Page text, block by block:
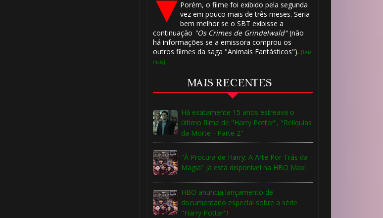
Porém, o filme foi exibido pela segunda
vez em pouco mais de três meses. Seria
bem melhor se o SBT exibisse a
continuação "Os Crimes de Grindelwald"(não
há informações se a emissora comprou os
outros filmes da saga "Animais Fantásticos"). [Leia
mais]
MAIS RECENTES
Há exatamente 15 anos estreava o
último filme de "Harry Potter", "Relíquias
da Morte - Parte 2"
"À Procura de Harry: A Arte Por Trás da
Magia" já está disponível na HBO Max!
HBO anuncia lançamento de
documentário especial sobre a série
"Harry Potter"!